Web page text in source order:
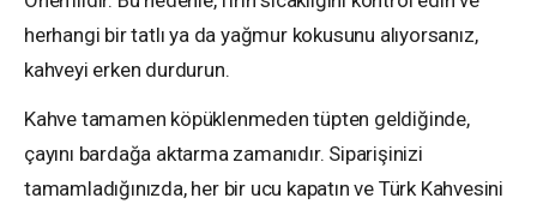
herhangi bir tatlı ya da yağmur kokusunu alıyorsanız,
kahveyi erken durdurun.
Kahve tamamen köpüklenmeden tüpten geldiğinde,
çayını bardağa aktarma zamanıdır. Siparişinizi
tamamladığınızda, her bir ucu kapatın ve Türk Kahvesini